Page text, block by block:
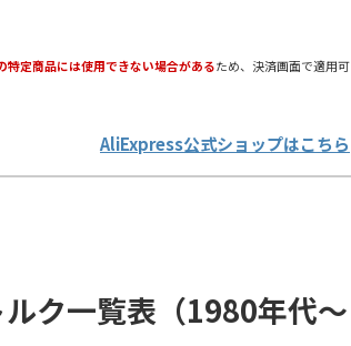
特定商品には使用できない場合があるため、決済画面で適用可
AliExpress公式ショップはこちら
ク一覧表（1980年代〜